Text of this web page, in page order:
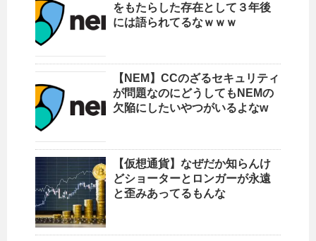
をもたらした存在として３年後
には語られてるなｗｗｗ
【NEM】CCのざるセキュリティ
が問題なのにどうしてもNEMの
欠陥にしたいやつがいるよなw
【仮想通貨】なぜだか知らんけ
どショーターとロンガーが永遠
と歪みあってるもんな